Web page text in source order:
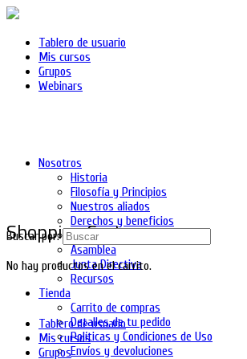
Tablero de usuario
Mis cursos
Grupos
Webinars
Nosotros
Historia
Filosofía y Principios
Nuestros aliados
Derechos y beneficios
Asociados
Asamblea
Junta Directiva
Recursos
Tienda
Carrito de compras
Detalles de tu pedido
Políticas y Condiciones de Uso
Envíos y devoluciones
Shopping Cart
No hay productos en el carrito.
Buscar por:
Tablero de usuario
Mis cursos
Grupos